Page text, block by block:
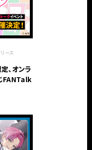
ース
、オンラ
FANTalk